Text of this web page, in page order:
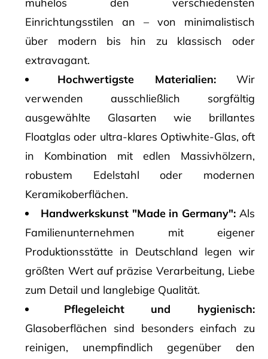
mühelos den verschiedensten
Einrichtungsstilen an – von minimalistisch
über modern bis hin zu klassisch oder
extravagant.
Hochwertigste Materialien:Wir
verwenden ausschließlich sorgfältig
ausgewählte Glasarten wie brillantes
Floatglas oder ultra-klares Optiwhite-Glas, oft
in Kombination mit edlen Massivhölzern,
robustem Edelstahl oder modernen
Keramikoberflächen.
Handwerkskunst "Made in Germany":Als
Familienunternehmen mit eigener
Produktionsstätte in Deutschland legen wir
größten Wert auf präzise Verarbeitung, Liebe
zum Detail und langlebige Qualität.
Pflegeleicht und hygienisch:
Glasoberflächen sind besonders einfach zu
reinigen, unempfindlich gegenüber den